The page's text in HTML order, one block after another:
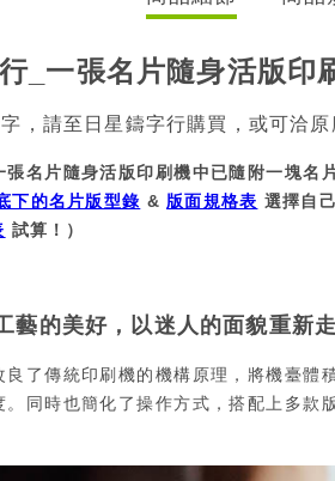
_一張名片隨身活版印
，請至日星鑄字行購買，或可洽
張名片隨身活版印刷機中已隨附一塊
下的名片版型錄 & 版面規格表 選擇自
試算！）
藝的美好，以迷人的面貌重新
良了傳統印刷機的機構原理，將機臺
。同時也簡化了操作方式，搭配上多款